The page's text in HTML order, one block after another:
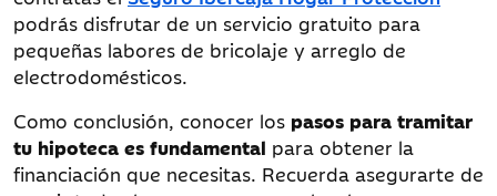
podrás disfrutar de un servicio gratuito para
pequeñas labores de bricolaje y arreglo de
electrodomésticos.
Como conclusión, conocer los pasos para tramitar
tu hipoteca es fundamental para obtener la
financiación que necesitas. Recuerda asegurarte de